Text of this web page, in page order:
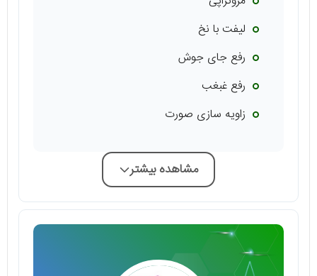
لیفت با نخ
رفع جای جوش
رفع غبغب
زاویه سازی صورت
مشاهده بیشتر